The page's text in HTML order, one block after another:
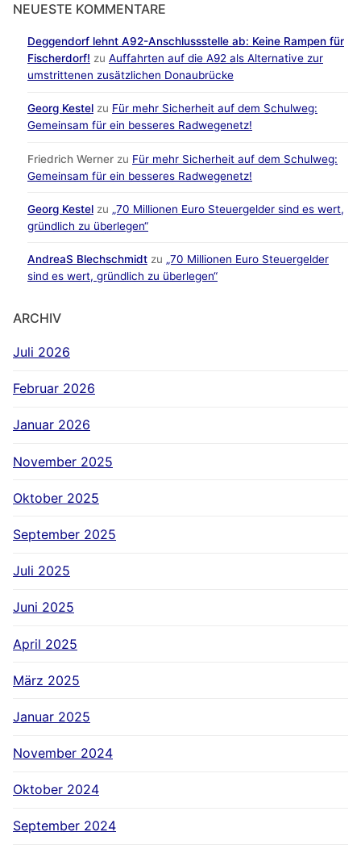
NEUESTE KOMMENTARE
Deggendorf lehnt A92-Anschlussstelle ab: Keine Rampen für
Fischerdorf! zu Auffahrten auf die A92 als Alternative zur
umstrittenen zusätzlichen Donaubrücke
Georg Kestel zu Für mehr Sicherheit auf dem Schulweg:
Gemeinsam für ein besseres Radwegenetz!
Friedrich Werner zu Für mehr Sicherheit auf dem Schulweg:
Gemeinsam für ein besseres Radwegenetz!
Georg Kestel zu „70 Millionen Euro Steuergelder sind es wert,
gründlich zu überlegen“
AndreaS Blechschmidt zu „70 Millionen Euro Steuergelder
sind es wert, gründlich zu überlegen“
ARCHIV
Juli 2026
Februar 2026
Januar 2026
November 2025
Oktober 2025
September 2025
Juli 2025
Juni 2025
April 2025
März 2025
Januar 2025
November 2024
Oktober 2024
September 2024